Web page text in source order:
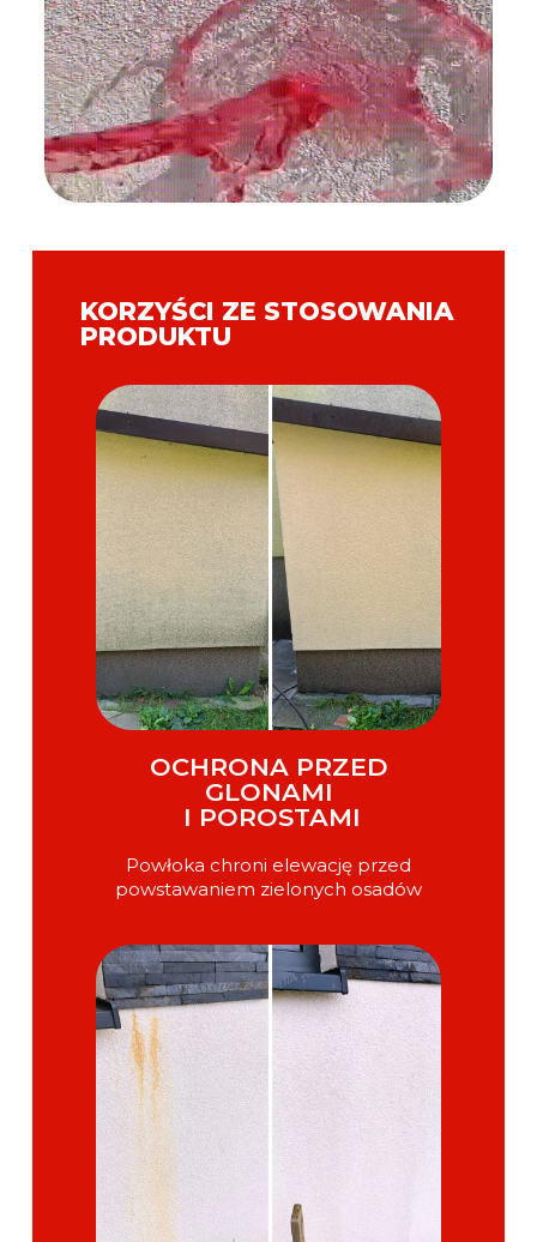
KORZYŚCI ZE STOSOWANIA
PRODUKTU
OCHRONA PRZED
GLONAMI
I POROSTAMI
Powłoka chroni elewację przed
powstawaniem zielonych osadów